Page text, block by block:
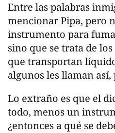
Entre las palabras
mencionar Pipa, pero
instrumento para
sino que se trata de
que transportan
algunos les llaman así,
Lo extraño es que el
todo, menos un
¿entonces a qué se